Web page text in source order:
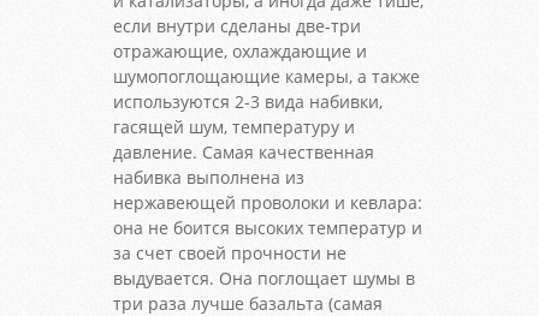
если внутри сделаны две-три
отражающие, охлаждающие и
шумопоглощающие камеры, а также
используются 2-3 вида набивки,
гасящей шум, температуру и
давление. Самая качественная
набивка выполнена из
нержавеющей проволоки и кевлара:
она не боится высоких температур и
за счет своей прочности не
выдувается. Она поглощает шумы в
три раза лучше базальта (самая